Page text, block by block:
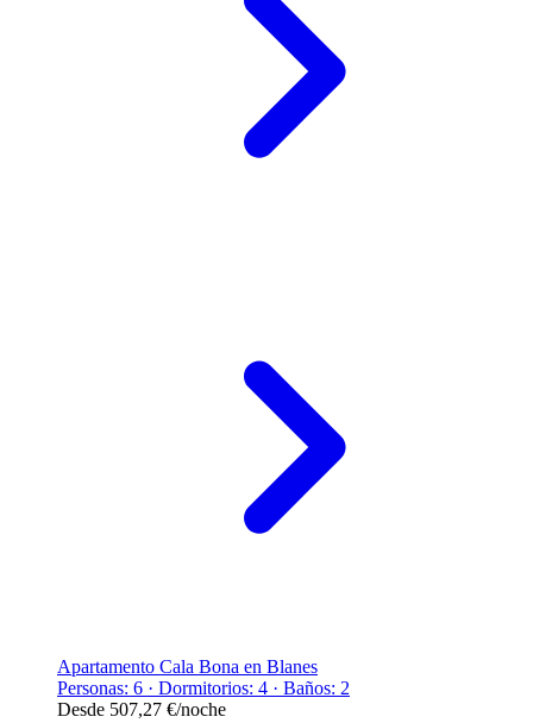
Apartamento Cala Bona en Blanes
Personas: 6 · Dormitorios: 4 · Baños: 2
Desde 507,27 €/noche